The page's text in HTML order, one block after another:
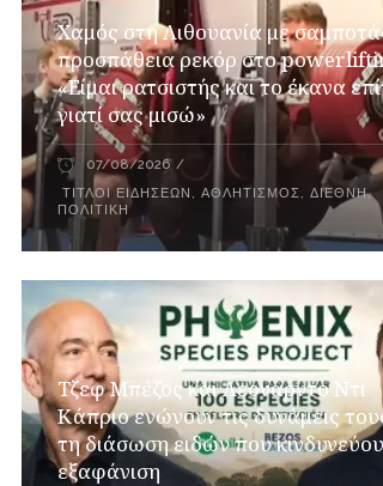
Χαμός στη Λιθουανία με
προσπάθεια ρεκόρ στο
«Είμαι ρατσιστής και το έκανα
γιατί σας μισώ»
07/08/2026
ΤΊΤΛΟΙ ΕΙΔΉΣΕΩΝ ,ΑΘΛΗΤΙΣΜΌΣ,ΔΙΕΘΝΉ,
ΠΟΛΙΤΙΚΉ
Τζεφ Μπέζος και Λεονάρντο Ντι
Κάπριο ενώνουν τις δυνάμεις
τη διάσωση ειδών που
εξαφάνιση